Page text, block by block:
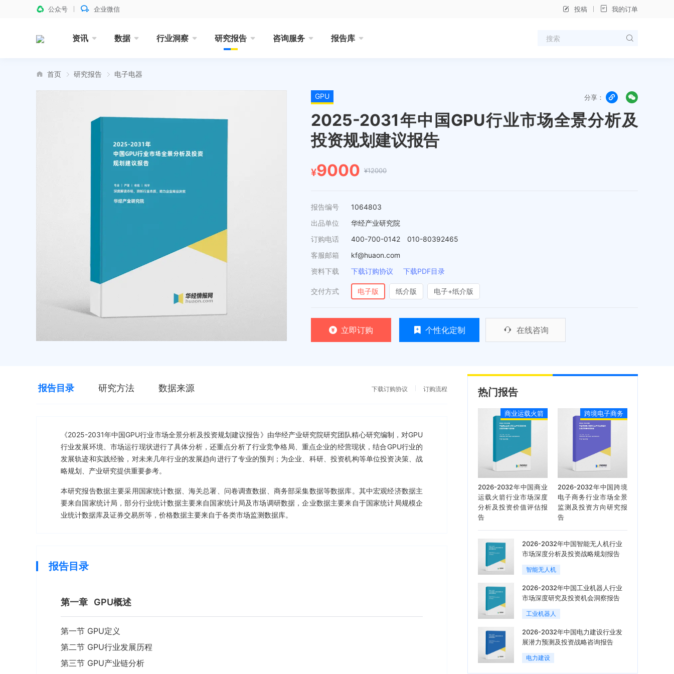
公众号 企业微信 投稿 我的订单
资讯 数据 行业洞察 研究报告 咨询服务 报告库
首页 研究报告 电子电器
GPU 分享：
2025-2031年中国GPU行业市场全景分析及
投资规划建议报告
¥9000 ¥12000
报告编号
1064803
出品单位
华经产业研究院
订购电话
400-700-0142 010-80392465
客服邮箱
kf@huaon.com
资料下载
下载订购协议 下载PDF目录
交付方式 电子版 纸介版 电子+纸介版
立即订购 个性化定制 在线咨询
报告目录 研究方法 数据来源 下载订购协议 订购流程
《2025-2031年中国GPU行业市场全景分析及投资规划建议报告》由华经产业研究院研究团队精心研究编制，对GPU
行业发展环境、市场运行现状进行了具体分析，还重点分析了行业竞争格局、重点企业的经营现状，结合GPU行业的
发展轨迹和实践经验，对未来几年行业的发展趋向进行了专业的预判；为企业、科研、投资机构等单位投资决策、战
略规划、产业研究提供重要参考。
本研究报告数据主要采用国家统计数据、海关总署、问卷调查数据、商务部采集数据等数据库。其中宏观经济数据主
要来自国家统计局，部分行业统计数据主要来自国家统计局及市场调研数据，企业数据主要来自于国家统计局规模企
业统计数据库及证券交易所等，价格数据主要来自于各类市场监测数据库。
报告目录
第一章 GPU概述
第一节 GPU定义
第二节 GPU行业发展历程
第三节 GPU产业链分析
热门报告
商业运载火箭
2026-2032年中国商业
运载火箭行业市场深度
分析及投资价值评估报
告
跨境电子商务
2026-2032年中国跨境
电子商务行业市场全景
监测及投资方向研究报
告
2026-2032年中国智能无人机行业
市场深度分析及投资战略规划报告
智能无人机
2026-2032年中国工业机器人行业
市场深度研究及投资机会洞察报告
工业机器人
2026-2032年中国电力建设行业发
展潜力预测及投资战略咨询报告
电力建设